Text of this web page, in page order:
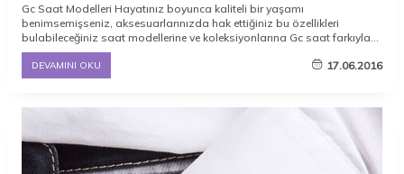
Gc Saat Modelleri Hayatınız boyunca kaliteli bir yaşamı
benimsemişseniz, aksesuarlarınızda hak ettiğiniz bu özellikleri
bulabileceğiniz saat modellerine ve koleksiyonlarına Gc saat farkıyla
yaklaşabilirsiniz. Günümüzde bayanlar ve erkekler tarafından en çok
kullanılan aksesuarlardan birisi olarak
DEVAMINI OKU 17.06.2016